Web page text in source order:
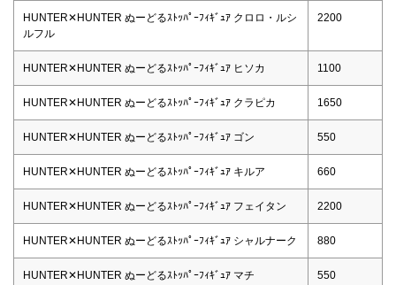
HUNTER✕HUNTER ぬーどるｽﾄｯﾊﾟｰﾌｨｷﾞｭｱ クロロ・ルシ
ルフル
2200
HUNTER✕HUNTER ぬーどるｽﾄｯﾊﾟｰﾌｨｷﾞｭｱ ヒソカ 1100
HUNTER✕HUNTER ぬーどるｽﾄｯﾊﾟｰﾌｨｷﾞｭｱ クラピカ 1650
HUNTER✕HUNTER ぬーどるｽﾄｯﾊﾟｰﾌｨｷﾞｭｱ ゴン 550
HUNTER✕HUNTER ぬーどるｽﾄｯﾊﾟｰﾌｨｷﾞｭｱ キルア 660
HUNTER✕HUNTER ぬーどるｽﾄｯﾊﾟｰﾌｨｷﾞｭｱ フェイタン 2200
HUNTER✕HUNTER ぬーどるｽﾄｯﾊﾟｰﾌｨｷﾞｭｱ シャルナーク 880
HUNTER✕HUNTER ぬーどるｽﾄｯﾊﾟｰﾌｨｷﾞｭｱ マチ 550